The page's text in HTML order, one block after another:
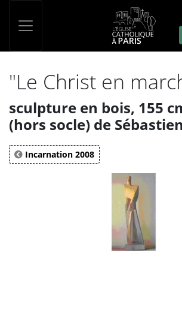
"Le Christ en
sculpture en bois, 155
(hors socle) de
Incarnation 2008
Panneau de gestion des cookies